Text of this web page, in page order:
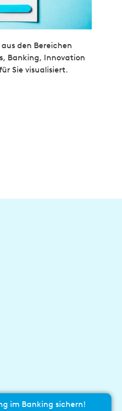
den Bereichen
Banking, Innovation
Sie visualisiert.
im Banking sichern!